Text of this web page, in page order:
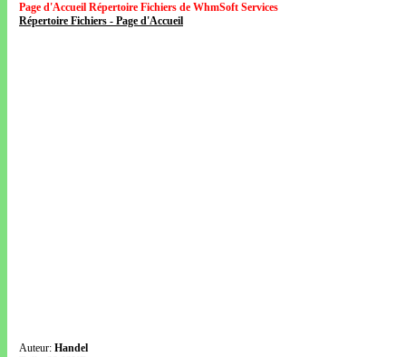
Page d'Accueil Répertoire Fichiers de WhmSoft Services
Répertoire Fichiers - Page d'Accueil
Auteur: Handel